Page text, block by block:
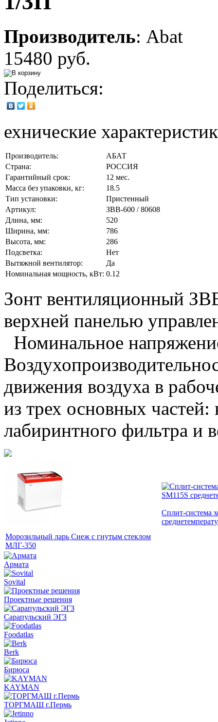
Производитель: Abat
15480 руб.
Поделиться:
ехнические
Производитель:
АБАТ
Страна:
РОССИЯ
Гарантийный срок:
12 мес.
Масса без упаковки, кг:
18.5
Тип установки:
Пристенный
Артикул:
ЗВВ-600 / 80608
Длина, мм:
520
Ширина, мм:
786
Высота, мм:
286
Подсветка:
Нет
Вытяжной вентилятор:
Да
Номинальная мощность, кВт: 0.12
Зонт вентиляционный
верхней панелью
Номинальное
движения воздуха в
из трех основных частей:
лабиринтного фильтра и
Морозильный ларь Снеж с гнутым стеклом
МЛГ-350
Сплит-система
Армата
Sovital
Проектные решения
Сарапульский ЭГЗ
Foodatlas
Berk
Бирюса
KAYMAN
ТОРГМАШ г.Пермь